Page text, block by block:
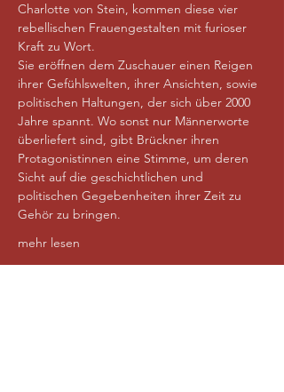
Charlotte von Stein, kommen diese vier
rebellischen Frauengestalten mit furioser
Kraft zu Wort.
Sie eröffnen dem Zuschauer einen Reigen
ihrer Gefühlswelten, ihrer Ansichten, sowie
politischen Haltungen, der sich über 2000
Jahre spannt. Wo sonst nur Männerworte
überliefert sind, gibt Brückner ihren
Protagonistinnen eine Stimme, um deren
Sicht auf die geschichtlichen und
politischen Gegebenheiten ihrer Zeit zu
Gehör zu bringen.
mehr lesen